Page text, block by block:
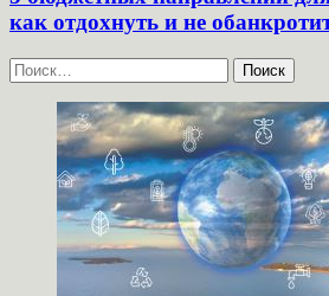
как отдохнуть и не
Найти: